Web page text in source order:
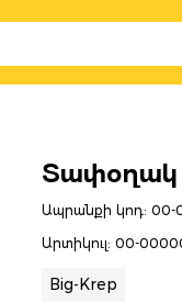
Տափօղակ
Ապրանքի կոդ:00-
Արտիկուլ:00-
Big-Krep